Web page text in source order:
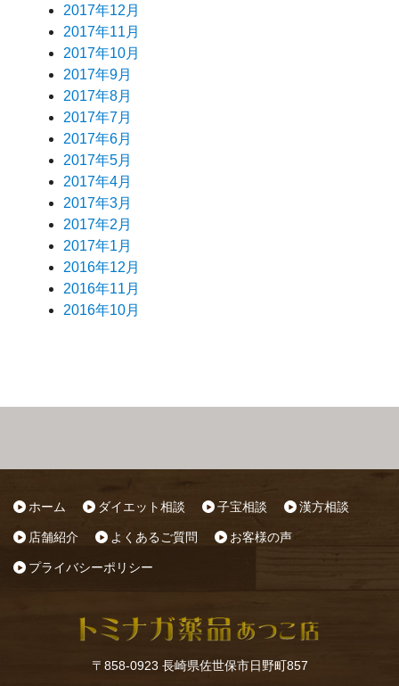
2017年12月
2017年11月
2017年10月
2017年9月
2017年8月
2017年7月
2017年6月
2017年5月
2017年4月
2017年3月
2017年2月
2017年1月
2016年12月
2016年11月
2016年10月
ホーム ダイエット相談 子宝相談 漢方相談
店舗紹介 よくあるご質問 お客様の声
プライバシーポリシー
〒858-0923 長崎県佐世保市日野町857